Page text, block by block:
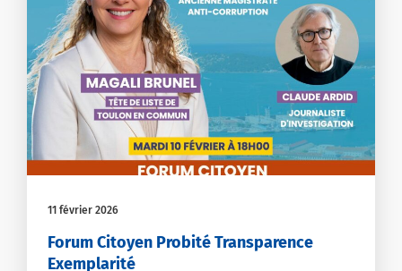
11 février 2026
Forum Citoyen Probité Transparence
Exemplarité